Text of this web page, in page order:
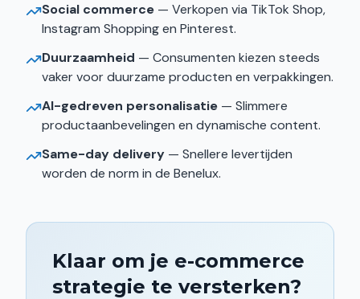
Social commerce — Verkopen via TikTok Shop,
Instagram Shopping en Pinterest.
Duurzaamheid — Consumenten kiezen steeds
vaker voor duurzame producten en verpakkingen.
AI-gedreven personalisatie — Slimmere
productaanbevelingen en dynamische content.
Same-day delivery — Snellere levertijden
worden de norm in de Benelux.
Klaar om je e-commerce
strategie te versterken?